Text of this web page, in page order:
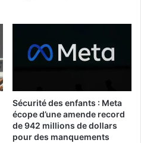
Sécurité des enfants : Meta
écope d’une amende record
de 942 millions de dollars
pour des manquements